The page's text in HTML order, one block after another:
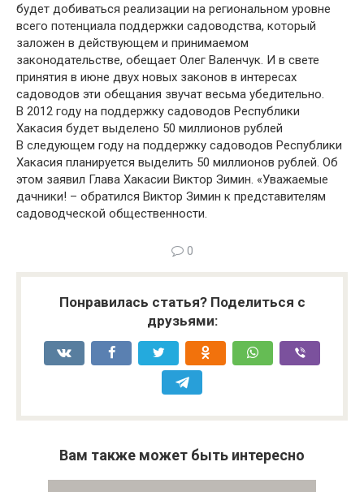
будет добиваться реализации на региональном уровне
всего потенциала поддержки садоводства, который
заложен в действующем и принимаемом
законодательстве, обещает Олег Валенчук. И в свете
принятия в июне двух новых законов в интересах
садоводов эти обещания звучат весьма убедительно.
В 2012 году на поддержку садоводов Республики
Хакасия будет выделено 50 миллионов рублей
В следующем году на поддержку садоводов Республики
Хакасия планируется выделить 50 миллионов рублей. Об
этом заявил Глава Хакасии Виктор Зимин. «Уважаемые
дачники! – обратился Виктор Зимин к представителям
садоводческой общественности.
0
Понравилась статья? Поделиться с
друзьями:
Вам также может быть интересно